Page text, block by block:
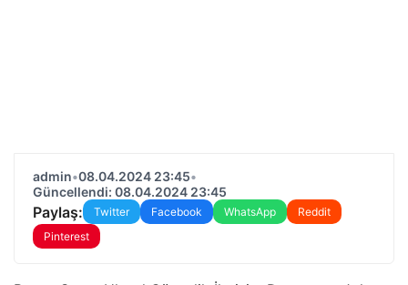
admin•08.04.2024 23:45•
Güncellendi: 08.04.2024 23:45
Paylaş: Twitter Facebook WhatsApp
Reddit
Pinterest